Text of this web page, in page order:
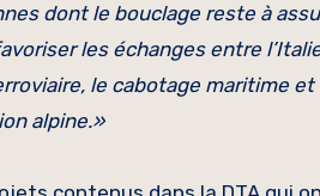
dont le bouclage reste à
les échanges entre
le cabotage maritime
alpine.»